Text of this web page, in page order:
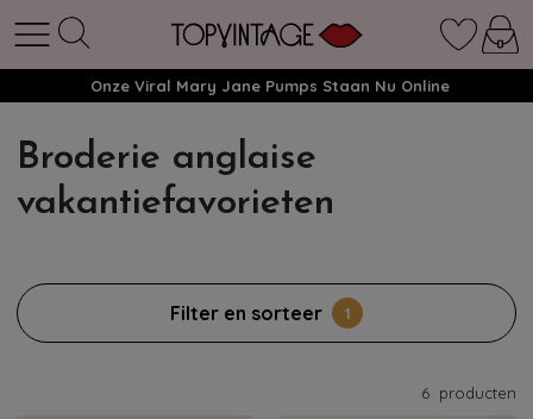
Onze Viral Mary Jane Pumps Staan Nu Online
Broderie anglaise
vakantiefavorieten
Filter en sorteer 1
6 producten